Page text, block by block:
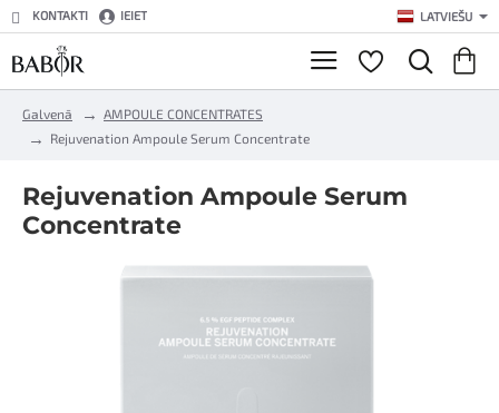
KONTAKTI IEIET LATVIEŠU
Galvenā
AMPOULE CONCENTRATES
Rejuvenation Ampoule Serum Concentrate
Rejuvenation Ampoule Serum
Concentrate